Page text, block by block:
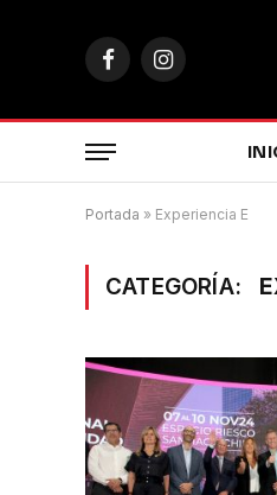
FacebookInstagram
Portada » Experiencia E
CATEGORÍA: